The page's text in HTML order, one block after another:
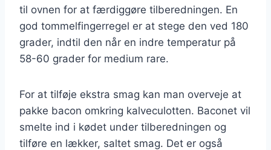
til ovnen for at færdiggøre tilberedningen. En
god tommelfingerregel er at stege den ved 180
grader, indtil den når en indre temperatur på
58-60 grader for medium rare.
For at tilføje ekstra smag kan man overveje at
pakke bacon omkring kalveculotten. Baconet vil
smelte ind i kødet under tilberedningen og
tilføre en lækker, saltet smag. Det er også